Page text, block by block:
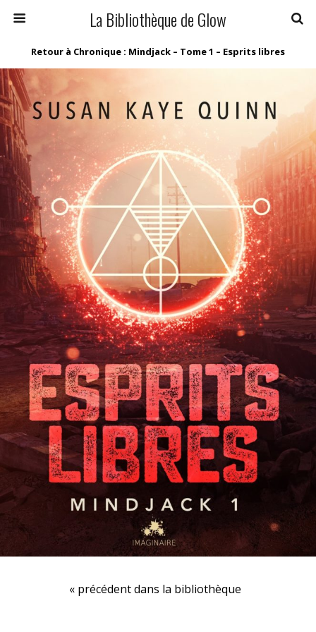
La Bibliothèque de Glow
Retour à Chronique : Mindjack – Tome 1 – Esprits libres
« précédent dans la bibliothèque